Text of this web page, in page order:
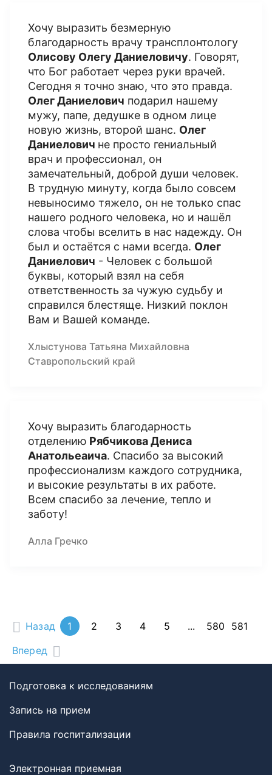
Хочу выразить безмерную
благодарность врачу трансплонтологу
Олисову Олегу Даниеловичу. Говорят,
что Бог работает через руки врачей.
Сегодня я точно знаю, что это правда.
Олег Даниелович подарил нашему
мужу, папе, дедушке в одном лице
новую жизнь, второй шанс. Олег
Даниелович не просто гениальный
врач и профессионал, он
замечательный, доброй души человек.
В трудную минуту, когда было совсем
невыносимо тяжело, он не только спас
нашего родного человека, но и нашёл
слова чтобы вселить в нас надежду. Он
был и остаётся с нами всегда. Олег
Даниелович - Человек с большой
буквы, который взял на себя
ответственность за чужую судьбу и
справился блестяще. Низкий поклон
Вам и Вашей команде.
Хлыстунова Татьяна Михайловна
Ставропольский край
Хочу выразить благодарность
отделению Рябчикова Дениса
Анатольеаича. Спасибо за высокий
профессионализм каждого сотрудника,
и высокие результаты в их работе.
Всем спасибо за лечение, тепло и
заботу!
Алла Гречко
Назад 1 2 3 4 5 ... 580
581
Вперед
Подготовка к исследованиям
Запись на прием
Правила госпитализации
Электронная приемная